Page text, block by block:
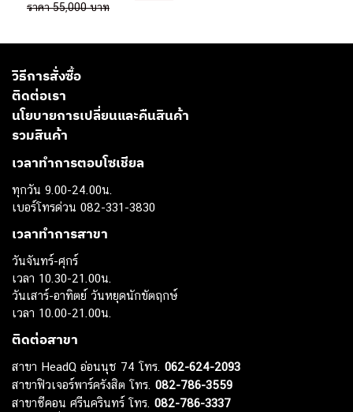
ราคา 55,000 บาท
วิธีการสั่งซื้อ
ติดต่อเรา
นโยบายการเปลี่ยนและคืนสินค้า
รวมสินค้า
เวลาทำการตอบโซเชียล
ทุกวัน 9.00-24.00น.
เบอร์โทรด่วน 082-331-3830
เวลาทำการสาขา
วันจันทร์-ศุกร์
เวลา 10.30-21.00น.
วันเสาร์-อาทิตย์ วันหยุดนักขัตฤกษ์
เวลา 10.00-21.00น.
ติดต่อสาขา
สาขา HeadQ อ่อนนุช 74 โทร. 062-624-2093
สาขาฟิวเจอร์พาร์ครังสิต โทร. 082-786-3559
สาขาซีคอน ศรีนครินทร์ โทร. 082-786-3337